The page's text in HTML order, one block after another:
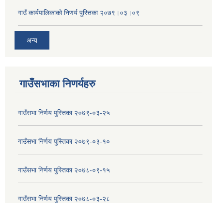
गाउँ कार्यपालिकाको निणर्य पुस्तिका २०७९।०३।०९
अन्य
गाउँसभाका निणर्यहरु
गाउँसभा निर्णय पुस्तिका २०७९-०३-२५
गाउँसभा निर्णय पुस्तिका २०७९-०३-१०
गाउँसभा निर्णय पुस्तिका २०७८-०९-१५
गाउँसभा निर्णय पुस्तिका २०७८-०३-२८